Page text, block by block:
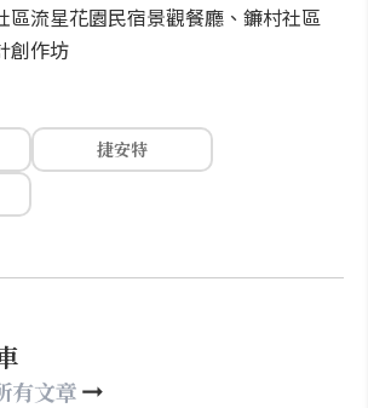
區流星花園民宿景觀餐廳、鐮村社區
創作坊
捷安特
有文章